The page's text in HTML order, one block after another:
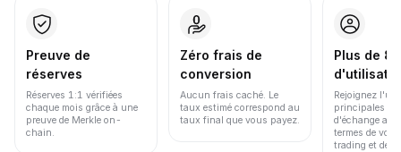
Preuve de
réserves
Réserves 1:1 vérifiées
chaque mois grâce à une
preuve de Merkle on-
chain.
Zéro frais de
conversion
Aucun frais caché. Le
taux estimé correspond au
taux final que vous payez.
Plus de
Rejoignez
principales
d'échange au
termes de
trading et de